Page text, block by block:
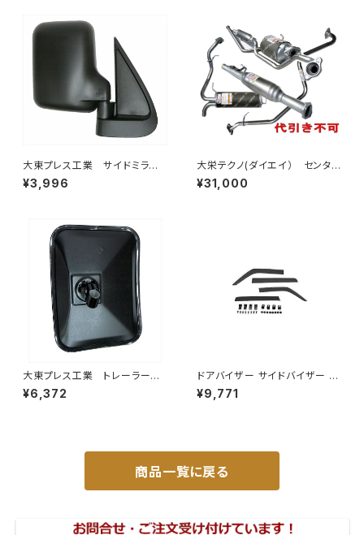
大東プレス工業 サイドミラー/
バックミラー ダイハツ ハイ
ゼット トラック 右 99年～
¥3,996
大栄テクノ(ダイエイ） センタ
ーパイプ 'MMT-6497CP キッ
クス H59A 個人宅NG
¥31,000
大東プレス工業 トレーラーミ
ラー 黒 UD L013 NS
角型 左 DI-58B
¥6,372
ドアバイザー サイドバイザー タ
ンク 900系 ルーミー 900系 M
900A M910A サイドドア 金具
¥9,771
商品一覧に戻る